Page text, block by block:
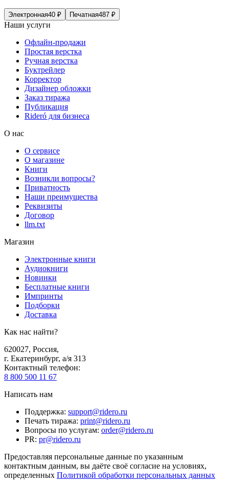
Электронная40 ₽ Печатная487 ₽
Наши услуги
Офлайн-продажи
Простая верстка
Ручная верстка
Буктрейлер
Корректор
Дизайнер обложки
Заказ тиража
Публикация
Rideró для бизнеса
О нас
О сервисе
О магазине
Книги
Возникли вопросы?
Приватность
Наши преимущества
Реквизиты
Договор
llm.txt
Магазин
Электронные книги
Аудиокниги
Новинки
Бесплатные книги
Импринты
Подборки
Доставка
Как нас найти?
620027, Россия,
г. Екатеринбург, а/я 313
Контактный телефон:
8 800 500 11 67
Написать нам
Поддержка: support@ridero.ru
Печать тиража: print@ridero.ru
Вопросы по услугам: order@ridero.ru
PR: pr@ridero.ru
Предоставляя персональные данные по указанным
контактным данным, вы даёте своё согласие на условиях,
определенных Политикой обработки персональных данных